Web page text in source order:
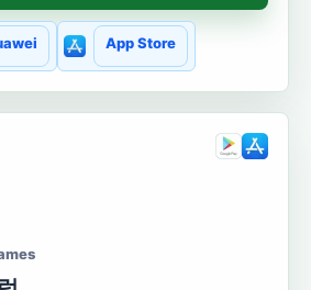
App Store